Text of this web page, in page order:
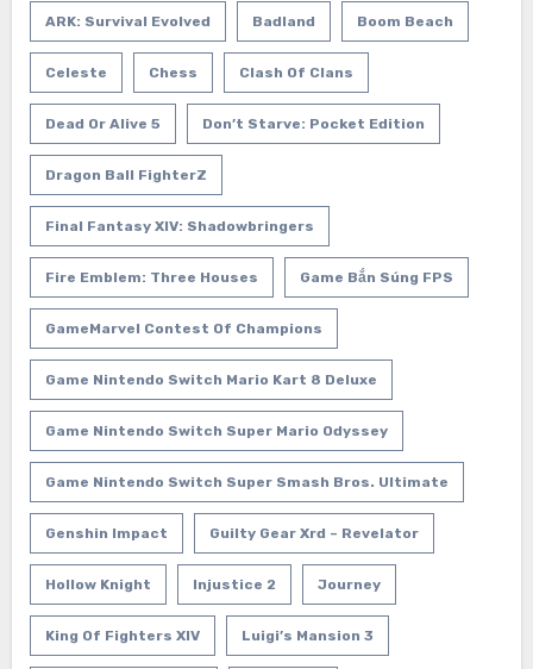
ARK: Survival Evolved Badland Boom Beach
Celeste Chess Clash Of Clans
Dead Or Alive 5 Don’t Starve: Pocket Edition
Dragon Ball FighterZ
Final Fantasy XIV: Shadowbringers
Fire Emblem: Three Houses Game Bắn Súng FPS
GameMarvel Contest Of Champions
Game Nintendo Switch Mario Kart 8 Deluxe
Game Nintendo Switch Super Mario Odyssey
Game Nintendo Switch Super Smash Bros. Ultimate
Genshin Impact Guilty Gear Xrd – Revelator
Hollow Knight Injustice 2 Journey
King Of Fighters XIV Luigi’s Mansion 3